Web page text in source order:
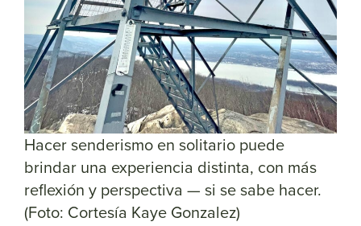
Hacer senderismo en solitario puede
brindar una experiencia distinta, con más
reflexión y perspectiva — si se sabe hacer.
(Foto: Cortesía Kaye Gonzalez)